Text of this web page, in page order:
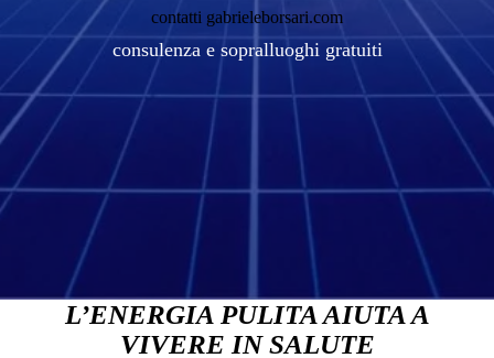
contatti gabrieleborsari.com
consulenza e sopralluoghi gratuiti
L’ENERGIA PULITA AIUTA A
VIVERE IN SALUTE